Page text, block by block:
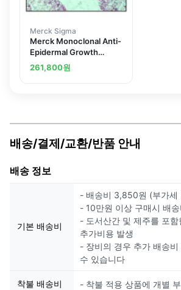
Merck Sigma
Merck Monoclonal Anti-
Epidermal Growth
Factor Receptor
antibody produced in
261,800원
배송/결제/교환/반품 안내
배송 정보
기본 배송비
- 배송비 3,850원 (부가세
- 10만원 이상 구매시 배송
- 도서산간 및 제주를 포함
추가비용 발생
- 장비의 경우 추가 배송
수 있습니다
착불 배송비 - 착불 적용 상품에 개별